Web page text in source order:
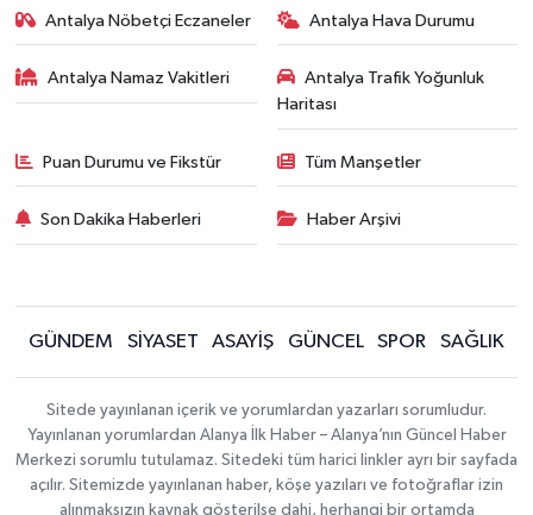
Antalya Nöbetçi Eczaneler Antalya Hava Durumu
Antalya Namaz Vakitleri
Antalya Trafik Yoğunluk
Haritası
Puan Durumu ve Fikstür Tüm Manşetler
Son Dakika Haberleri Haber Arşivi
GÜNDEM SİYASET ASAYİŞ GÜNCEL SPOR SAĞLIK
Sitede yayınlanan içerik ve yorumlardan yazarları sorumludur.
Yayınlanan yorumlardan Alanya İlk Haber – Alanya’nın Güncel Haber
Merkezi sorumlu tutulamaz. Sitedeki tüm harici linkler ayrı bir sayfada
açılır. Sitemizde yayınlanan haber, köşe yazıları ve fotoğraflar izin
alınmaksızın kaynak gösterilse dahi, herhangi bir ortamda